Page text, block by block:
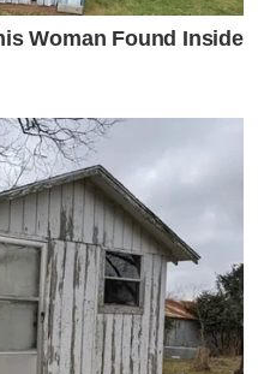
Woman Found Inside